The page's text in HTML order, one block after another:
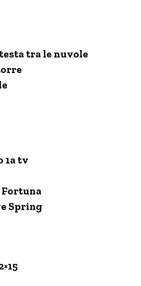
tra le nuvole
1a tv
Fortuna
Spring